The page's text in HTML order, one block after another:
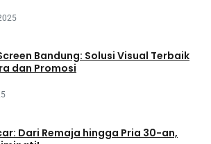
Bandung: Solusi Visual Terbaik
dan Promosi
Dari Remaja hingga Pria 30-an,